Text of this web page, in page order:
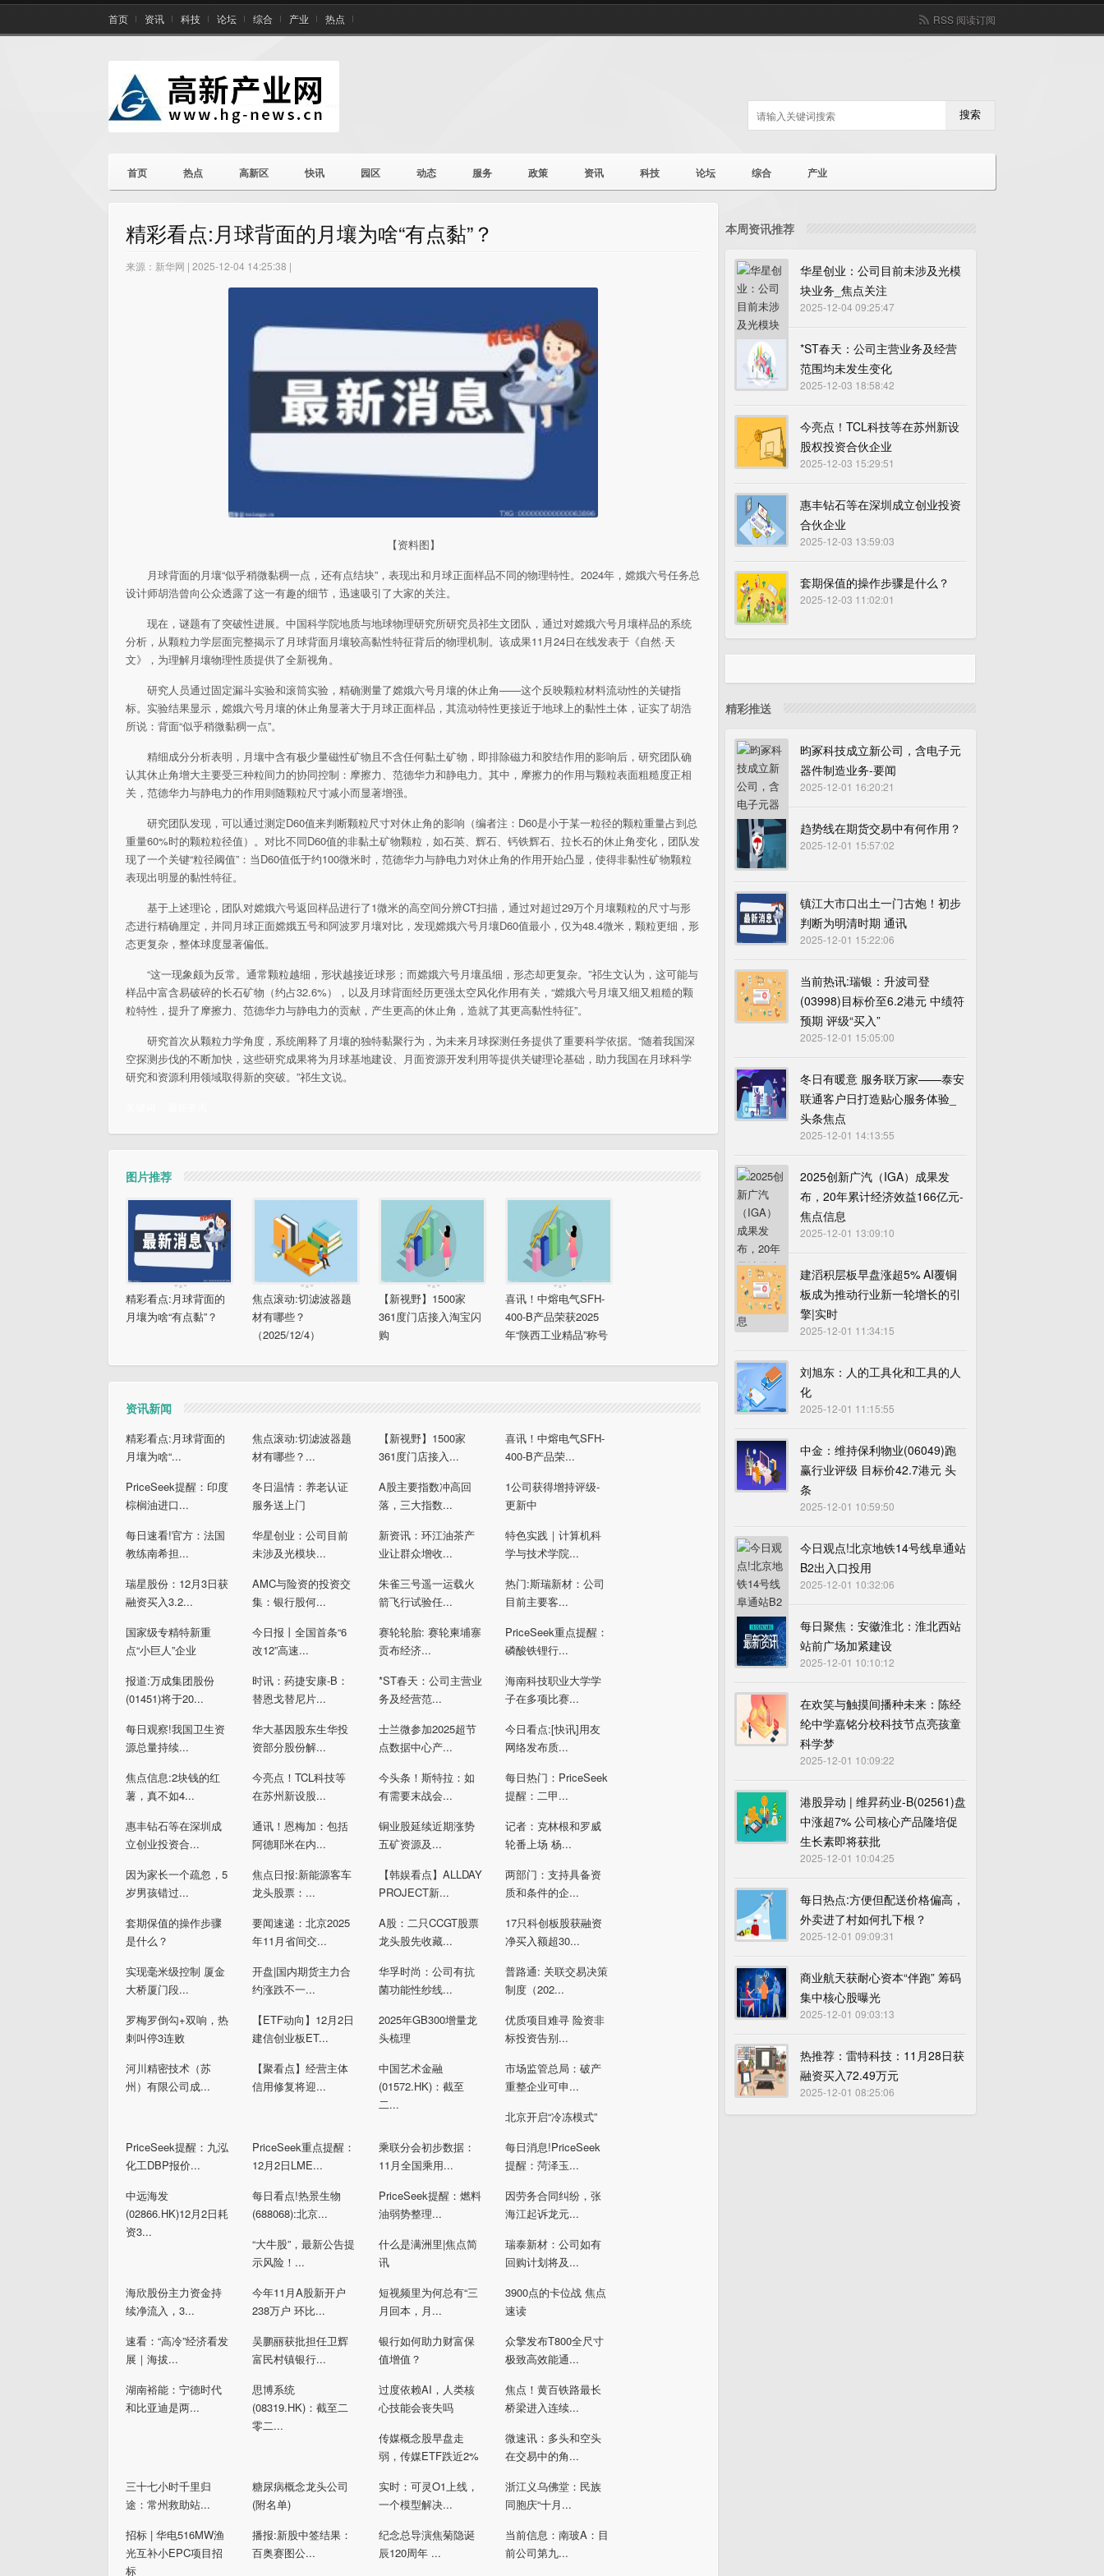
首页 资讯 科技 论坛 综合 产业 热点 RSS 阅读订阅
搜索
首页 热点 高新区 快讯 园区 动态 服务 政策 资讯 科技 论坛 综合 产业
精彩看点:月球背面的月壤为啥“有点黏”？
来源：新华网 | 2025-12-04 14:25:38 |
【资料图】
月球背面的月壤“似乎稍微黏稠一点，还有点结块”，表现出和月球正面样品不同的物理特性。2024年，嫦娥六号任务总
设计师胡浩曾向公众透露了这一有趣的细节，迅速吸引了大家的关注。
现在，谜题有了突破性进展。中国科学院地质与地球物理研究所研究员祁生文团队，通过对嫦娥六号月壤样品的系统
分析，从颗粒力学层面完整揭示了月球背面月壤较高黏性特征背后的物理机制。该成果11月24日在线发表于《自然·天
文》，为理解月壤物理性质提供了全新视角。
研究人员通过固定漏斗实验和滚筒实验，精确测量了嫦娥六号月壤的休止角——这个反映颗粒材料流动性的关键指
标。实验结果显示，嫦娥六号月壤的休止角显著大于月球正面样品，其流动特性更接近于地球上的黏性土体，证实了胡浩
所说：背面“似乎稍微黏稠一点”。
精细成分分析表明，月壤中含有极少量磁性矿物且不含任何黏土矿物，即排除磁力和胶结作用的影响后，研究团队确
认其休止角增大主要受三种粒间力的协同控制：摩擦力、范德华力和静电力。其中，摩擦力的作用与颗粒表面粗糙度正相
关，范德华力与静电力的作用则随颗粒尺寸减小而显著增强。
研究团队发现，可以通过测定D60值来判断颗粒尺寸对休止角的影响（编者注：D60是小于某一粒径的颗粒重量占到总
重量60%时的颗粒粒径值）。对比不同D60值的非黏土矿物颗粒，如石英、辉石、钙铁辉石、拉长石的休止角变化，团队发
现了一个关键“粒径阈值”：当D60值低于约100微米时，范德华力与静电力对休止角的作用开始凸显，使得非黏性矿物颗粒
表现出明显的黏性特征。
基于上述理论，团队对嫦娥六号返回样品进行了1微米的高空间分辨CT扫描，通过对超过29万个月壤颗粒的尺寸与形
态进行精确厘定，并同月球正面嫦娥五号和阿波罗月壤对比，发现嫦娥六号月壤D60值最小，仅为48.4微米，颗粒更细，形
态更复杂，整体球度显著偏低。
“这一现象颇为反常。通常颗粒越细，形状越接近球形；而嫦娥六号月壤虽细，形态却更复杂。”祁生文认为，这可能与
样品中富含易破碎的长石矿物（约占32.6%），以及月球背面经历更强太空风化作用有关，“嫦娥六号月壤又细又粗糙的颗
粒特性，提升了摩擦力、范德华力与静电力的贡献，产生更高的休止角，造就了其更高黏性特征”。
研究首次从颗粒力学角度，系统阐释了月壤的独特黏聚行为，为未来月球探测任务提供了重要科学依据。“随着我国深
空探测步伐的不断加快，这些研究成果将为月球基地建设、月面资源开发利用等提供关键理论基础，助力我国在月球科学
研究和资源利用领域取得新的突破。”祁生文说。
图片推荐
精彩看点:月球背面的
月壤为啥“有点黏”？
焦点滚动:切滤波器题
材有哪些？
（2025/12/4）
【新视野】1500家
361度门店接入淘宝闪
购
喜讯！中熔电气SFH-
400-B产品荣获2025
年“陕西工业精品”称号
资讯新闻
精彩看点:月球背面的
月壤为啥“...
焦点滚动:切滤波器题
材有哪些？...
【新视野】1500家
361度门店接入...
喜讯！中熔电气SFH-
400-B产品荣...
PriceSeek提醒：印度
棕榈油进口...
冬日温情：养老认证
服务送上门
A股主要指数冲高回
落，三大指数...
1公司获得增持评级-
更新中
每日速看!官方：法国
教练南希担...
华星创业：公司目前
未涉及光模块...
新资讯：环江油茶产
业让群众增收...
特色实践｜计算机科
学与技术学院...
瑞星股份：12月3日获
融资买入3.2...
AMC与险资的投资交
集：银行股何...
朱雀三号遥一运载火
箭飞行试验任...
热门:斯瑞新材：公司
目前主要客...
国家级专精特新重
点“小巨人”企业
今日报丨全国首条“6
改12”高速...
赛轮轮胎: 赛轮柬埔寨
贡布经济...
PriceSeek重点提醒：
磷酸铁锂行...
报道:万成集团股份
(01451)将于20...
时讯：药捷安康-B：
替恩戈替尼片...
*ST春天：公司主营业
务及经营范...
海南科技职业大学学
子在多项比赛...
每日观察!我国卫生资
源总量持续...
华大基因股东生华投
资部分股份解...
士兰微参加2025超节
点数据中心产...
今日看点:[快讯]用友
网络发布质...
焦点信息:2块钱的红
薯，真不如4...
今亮点！TCL科技等
在苏州新设股...
今头条！斯特拉：如
有需要末战会...
每日热门：PriceSeek
提醒：二甲...
惠丰钻石等在深圳成
立创业投资合...
通讯！恩梅加：包括
阿德耶米在内...
铜业股延续近期涨势
五矿资源及...
记者：克林根和罗威
轮番上场 杨...
因为家长一个疏忽，5
岁男孩错过...
焦点日报:新能源客车
龙头股票：...
【韩娱看点】ALLDAY
PROJECT新...
两部门：支持具备资
质和条件的企...
套期保值的操作步骤
是什么？
要闻速递：北京2025
年11月省间交...
A股：二只CCGT股票
龙头股先收藏...
17只科创板股获融资
净买入额超30...
实现毫米级控制 厦金
大桥厦门段...
开盘|国内期货主力合
约涨跌不一...
华孚时尚：公司有抗
菌功能性纱线...
普路通: 关联交易决策
制度（202...
罗梅罗倒勾+双响，热
刺叫停3连败
【ETF动向】12月2日
建信创业板ET...
2025年GB300增量龙
头梳理
优质项目难寻 险资非
标投资告别...
河川精密技术（苏
州）有限公司成...
【聚看点】经营主体
信用修复将迎...
中国艺术金融
(01572.HK)：截至
二...
市场监管总局：破产
重整企业可申...
北京开启“冷冻模式”
PriceSeek提醒：九泓
化工DBP报价...
PriceSeek重点提醒：
12月2日LME...
乘联分会初步数据：
11月全国乘用...
每日消息!PriceSeek
提醒：菏泽玉...
中远海发
(02866.HK)12月2日耗
资3...
每日看点!热景生物
(688068):北京...
PriceSeek提醒：燃料
油弱势整理...
因劳务合同纠纷，张
海江起诉龙元...
“大牛股”，最新公告提
示风险！...
什么是满洲里|焦点简
讯
瑞泰新材：公司如有
回购计划将及...
海欣股份主力资金持
续净流入，3...
今年11月A股新开户
238万户 环比...
短视频里为何总有“三
月回本，月...
3900点的卡位战 焦点
速读
速看：“高冷”经济看发
展｜海拔...
吴鹏丽获批担任卫辉
富民村镇银行...
银行如何助力财富保
值增值？
众擎发布T800全尺寸
极致高效能通...
湖南裕能：宁德时代
和比亚迪是两...
思博系统
(08319.HK)：截至二
零二...
过度依赖AI，人类核
心技能会丧失吗
焦点！黄百铁路最长
桥梁进入连续...
传媒概念股早盘走
弱，传媒ETF跌近2%
微速讯：多头和空头
在交易中的角...
三十七小时千里归
途：常州救助站...
糖尿病概念龙头公司
(附名单)
实时：可灵O1上线，
一个模型解决...
浙江义乌佛堂：民族
同胞庆“十月...
招标 | 华电516MW渔
光互补小EPC项目招
标
播报:新股中签结果：
百奥赛图公...
纪念总导演焦菊隐诞
辰120周年 ...
当前信息：南玻A：目
前公司第九...
本周资讯推荐
华星创业：公司目前未涉及光模
块业务_焦点关注
2025-12-04 09:25:47
*ST春天：公司主营业务及经营
范围均未发生变化
2025-12-03 18:58:42
今亮点！TCL科技等在苏州新设
股权投资合伙企业
2025-12-03 15:29:51
惠丰钻石等在深圳成立创业投资
合伙企业
2025-12-03 13:59:03
套期保值的操作步骤是什么？
2025-12-03 11:02:01
精彩推送
昀冢科技成立新公司，含电子元
器件制造业务-要闻
2025-12-01 16:20:21
趋势线在期货交易中有何作用？
2025-12-01 15:57:02
镇江大市口出土一门古炮！初步
判断为明清时期 通讯
2025-12-01 15:22:06
当前热讯:瑞银：升波司登
(03998)目标价至6.2港元 中绩符
预期 评级“买入”
2025-12-01 15:05:00
冬日有暖意 服务联万家——泰安
联通客户日打造贴心服务体验_
头条焦点
2025-12-01 14:13:55
2025创新广汽（IGA）成果发
布，20年累计经济效益166亿元-
焦点信息
2025-12-01 13:09:10
建滔积层板早盘涨超5% AI覆铜
板成为推动行业新一轮增长的引
擎|实时
2025-12-01 11:34:15
刘旭东：人的工具化和工具的人
化
2025-12-01 11:15:55
中金：维持保利物业(06049)跑
赢行业评级 目标价42.7港元 头
条
2025-12-01 10:59:50
今日观点!北京地铁14号线阜通站
B2出入口投用
2025-12-01 10:32:06
每日聚焦：安徽淮北：淮北西站
站前广场加紧建设
2025-12-01 10:10:12
在欢笑与触摸间播种未来：陈经
纶中学嘉铭分校科技节点亮孩童
科学梦
2025-12-01 10:09:22
港股异动 | 维昇药业-B(02561)盘
中涨超7% 公司核心产品隆培促
生长素即将获批
2025-12-01 10:04:25
每日热点:方便但配送价格偏高，
外卖进了村如何扎下根？
2025-12-01 09:09:31
商业航天获耐心资本“伴跑” 筹码
集中核心股曝光
2025-12-01 09:03:13
热推荐：雷特科技：11月28日获
融资买入72.49万元
2025-12-01 08:25:06